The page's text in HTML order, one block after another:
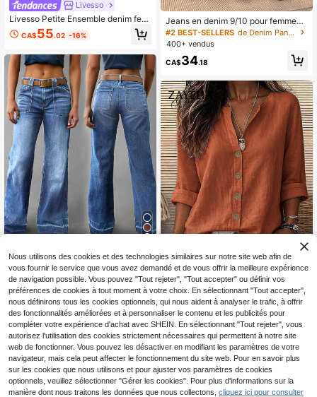
Livesso
Livesso Petite Ensemble denim fem
me mode avec chemise à manches
longues à simple boutonnage et po
CA$55.02 -16%
Jean évasé pour femmes avec poc
hes diamant, décontracté, printemp
s et automne
100+ vendus
CA$37.08
Jeans en denim 9/10 pour femmes, j
eans en denim extensible, pantalon
mom fuselé, décontracté, pour tous
#2 BEST-SELLERS
de Denim Pantalons pour femmes
400+ vendus
CA$34.18
14
Zayélia Blouse d'été élégante et si
mple en tissu lisse pour femme, che
mise de travail
#1 BEST-SELLERS
de Lâche Chemisiers pour femmes
400+ vendus
CA$13.88
Nous utilisons des cookies et des technologies similaires sur notre site web afin de
vous fournir le service que vous avez demandé et de vous offrir la meilleure expérience
de navigation possible. Vous pouvez "Tout rejeter", "Tout accepter" ou définir vos
préférences de cookies à tout moment à votre choix. En sélectionnant "Tout accepter",
nous définirons tous les cookies optionnels, qui nous aident à analyser le trafic, à offrir
des fonctionnalités améliorées et à personnaliser le contenu et les publicités pour
compléter votre expérience d'achat avec SHEIN. En sélectionnant "Tout rejeter", vous
autorisez l'utilisation des cookies strictement nécessaires qui permettent à notre site
web de fonctionner. Vous pouvez les désactiver en modifiant les paramètres de votre
navigateur, mais cela peut affecter le fonctionnement du site web. Pour en savoir plus
sur les cookies que nous utilisons et pour ajuster vos paramètres de cookies
optionnels, veuillez sélectionner "Gérer les cookies". Pour plus d'informations sur la
manière dont nous traitons les données que nous collectons, cliquez ici pour consulter